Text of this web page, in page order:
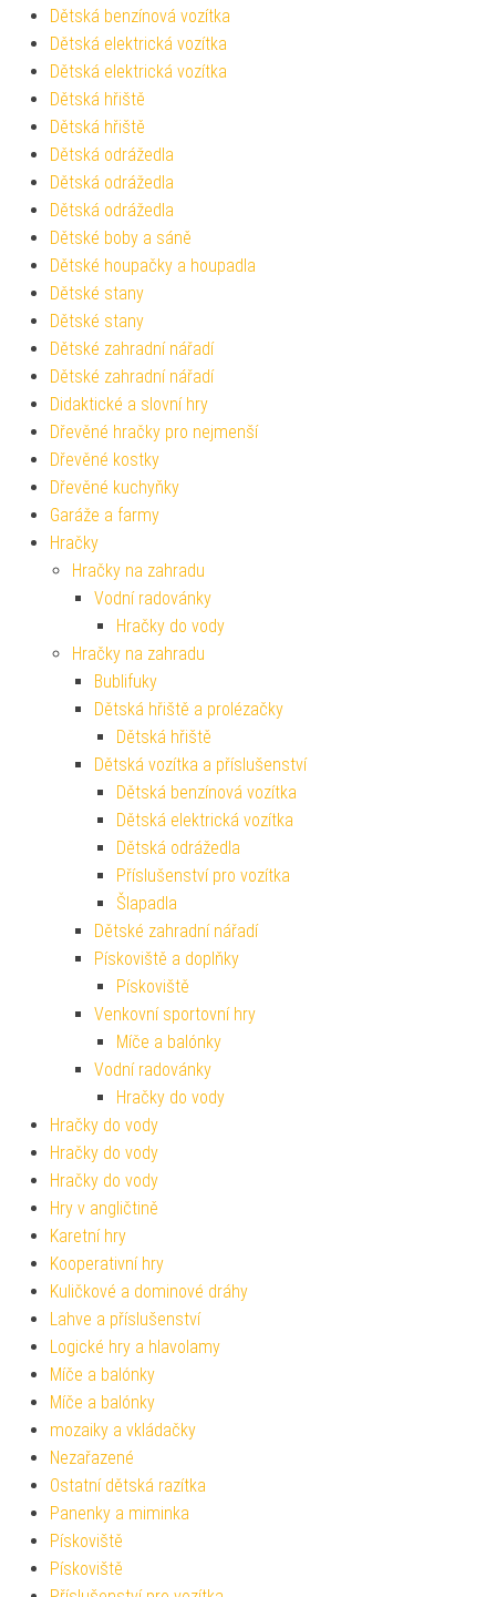
Dětská benzínová vozítka
Dětská elektrická vozítka
Dětská elektrická vozítka
Dětská hřiště
Dětská hřiště
Dětská odrážedla
Dětská odrážedla
Dětská odrážedla
Dětské boby a sáně
Dětské houpačky a houpadla
Dětské stany
Dětské stany
Dětské zahradní nářadí
Dětské zahradní nářadí
Didaktické a slovní hry
Dřevěné hračky pro nejmenší
Dřevěné kostky
Dřevěné kuchyňky
Garáže a farmy
Hračky
Hračky na zahradu
Vodní radovánky
Hračky do vody
Hračky na zahradu
Bublifuky
Dětská hřiště a prolézačky
Dětská hřiště
Dětská vozítka a příslušenství
Dětská benzínová vozítka
Dětská elektrická vozítka
Dětská odrážedla
Příslušenství pro vozítka
Šlapadla
Dětské zahradní nářadí
Pískoviště a doplňky
Pískoviště
Venkovní sportovní hry
Míče a balónky
Vodní radovánky
Hračky do vody
Hračky do vody
Hračky do vody
Hračky do vody
Hry v angličtině
Karetní hry
Kooperativní hry
Kuličkové a dominové dráhy
Lahve a příslušenství
Logické hry a hlavolamy
Míče a balónky
Míče a balónky
mozaiky a vkládačky
Nezařazené
Ostatní dětská razítka
Panenky a miminka
Pískoviště
Pískoviště